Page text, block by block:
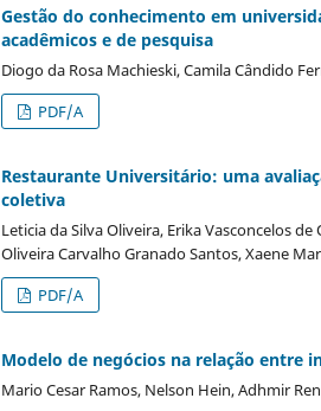
Gestão do conhecimento em
acadêmicos e de pesquisa
Diogo da Rosa Machieski, Camila Cândido
PDF/A
Restaurante Universitário: uma
coletiva
Leticia da Silva Oliveira, Erika Vasconcelos
Oliveira Carvalho Granado Santos, Xaene
PDF/A
Modelo de negócios na relação entre
Mario Cesar Ramos, Nelson Hein, Adhmir